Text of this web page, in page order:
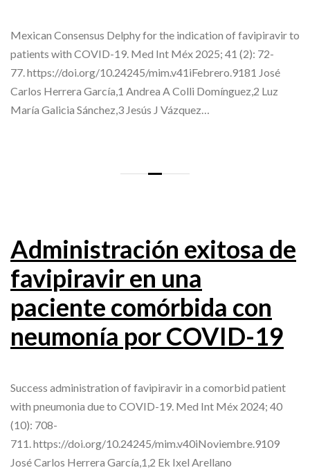
Mexican Consensus Delphy for the indication of favipiravir to
patients with COVID-19. Med Int Méx 2025; 41 (2): 72-
77. https://doi.org/10.24245/mim.v41iFebrero.9181 José
Carlos Herrera García,1 Andrea A Colli Domínguez,2 Luz
María Galicia Sánchez,3 Jesús J Vázquez…
Administración exitosa de
favipiravir en una
paciente comórbida con
neumonía por COVID-19
Success administration of favipiravir in a comorbid patient
with pneumonia due to COVID-19. Med Int Méx 2024; 40
(10): 708-
711. https://doi.org/10.24245/mim.v40iNoviembre.9109
José Carlos Herrera García,1,2 Ek Ixel Arellano